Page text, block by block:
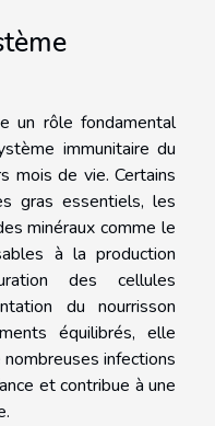
un rôle fondamental
immunitaire du
mois de vie. Certains
gras essentiels, les
minéraux comme le
à la production
des cellules
du nourrisson
équilibrés, elle
infections
et contribue à une